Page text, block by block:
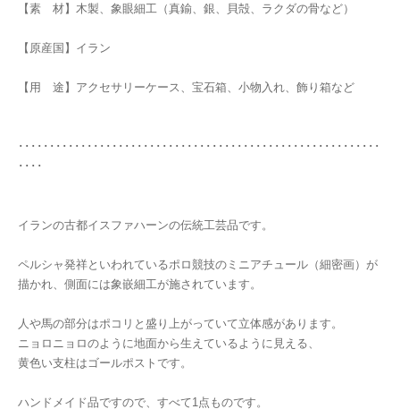
【素 材】木製、象眼細工（真鍮、銀、貝殻、ラクダの骨など）
【原産国】イラン
【用 途】アクセサリーケース、宝石箱、小物入れ、飾り箱など
･･････････････････････････････････････････････････････････
････
イランの古都イスファハーンの伝統工芸品です。
ペルシャ発祥といわれているポロ競技のミニアチュール（細密画）が
描かれ、側面には象嵌細工が施されています。
人や馬の部分はポコリと盛り上がっていて立体感があります。
ニョロニョロのように地面から生えているように見える、
黄色い支柱はゴールポストです。
ハンドメイド品ですので、すべて1点ものです。